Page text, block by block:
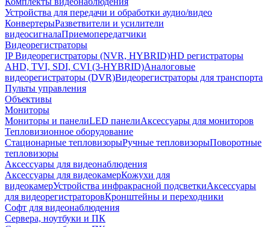
Устройства для передачи и обработки аудио/видео
КонвертерыРазветвители и усилители
видеосигналаПриемопередатчики
Видеорегистраторы
IP Видеорегистраторы (NVR, HYBRID)HD регистраторы
AHD, TVI, SDI, CVI (3-HYBRID)Аналоговые
видеорегистраторы (DVR)Видеорегистраторы для транспорта
Пульты управления
Объективы
Мониторы
Мониторы и панелиLED панелиАксессуары для мониторов
Тепловизионное оборудование
Стационарные тепловизорыРучные тепловизорыПоворотные
тепловизоры
Аксессуары для видеонаблюдения
Аксессуары для видеокамерКожухи для
видеокамерУстройства инфракрасной подсветкиАксессуары
для видеорегистраторовКронштейны и переходники
Софт для видеонаблюдения
Сервера, ноутбуки и ПК